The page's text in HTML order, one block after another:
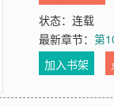
状态：连载
最新章节：第
加入书架